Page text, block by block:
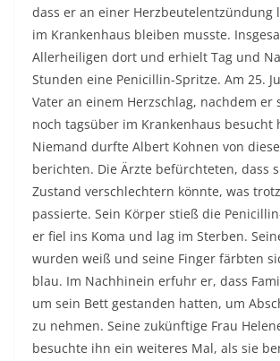
dass er an einer Herzbeutelentzündung
im Krankenhaus bleiben musste.
Allerheiligen dort und erhielt Tag und
Stunden eine Penicillin-Spritze. Am 25.
Vater an einem Herzschlag, nachdem er
noch tagsüber im Krankenhaus besucht
Niemand durfte Albert Kohnen von
berichten. Die Ärzte befürchteten, dass
Zustand verschlechtern könnte, was
passierte. Sein Körper stieß die
er fiel ins Koma und lag im Sterben.
wurden weiß und seine Finger färbten
blau. Im Nachhinein erfuhr er, dass
um sein Bett gestanden hatten, um
zu nehmen. Seine zukünftige Frau
besuchte ihn ein weiteres Mal, als sie